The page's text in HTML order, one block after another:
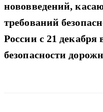
нововведений,
требований
России с 21
безопасности